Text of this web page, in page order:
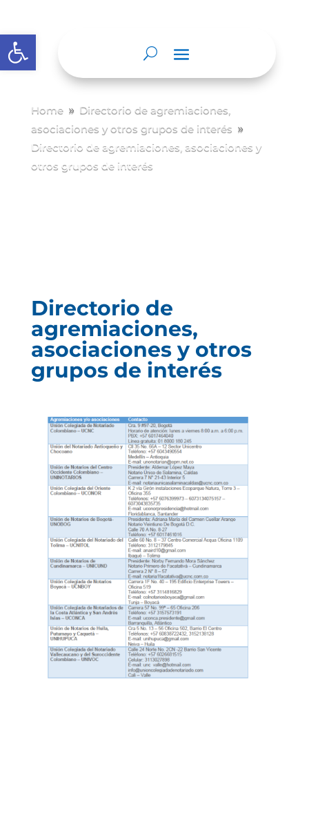
Abrir barra de herramientas
Home 9 Directorio de agremiaciones,
asociaciones y otros grupos de interés 9
Directorio de agremiaciones, asociaciones y
otros grupos de interés
Directorio de
agremiaciones,
asociaciones y otros
grupos de interés